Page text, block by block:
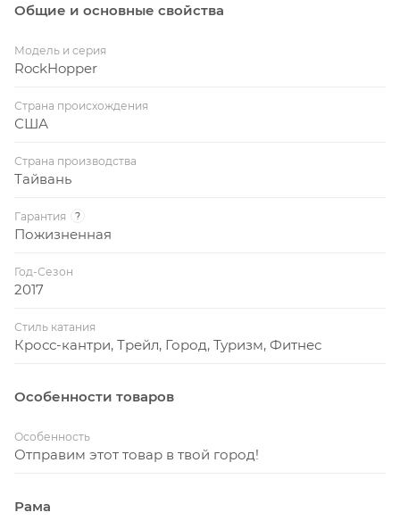
Общие и основные свойства
Модель и серия
RockHopper
Страна происхождения
США
Страна производства
Тайвань
Гарантия ?
Пожизненная
Год-Сезон
2017
Стиль катания
Кросс-кантри, Трейл, Город, Туризм, Фитнес
Особенности товаров
Особенность
Отправим этот товар в твой город!
Рама